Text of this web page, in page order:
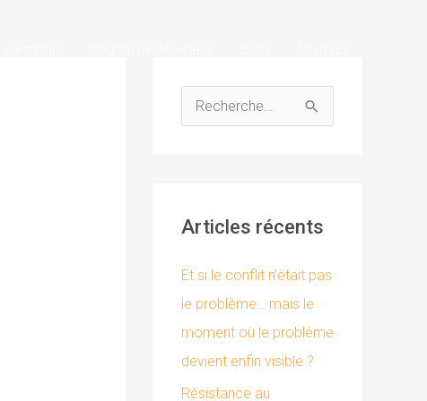
e
c
h
e
r
Articles récents
Et si le conflit n’était pas
le problème… mais le
moment où le problème
devient enfin visible ?
Résistance au